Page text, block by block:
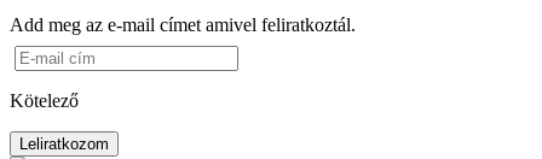
Add meg az e-mail címet amivel feliratkoztál.
Kötelező
Leliratkozom